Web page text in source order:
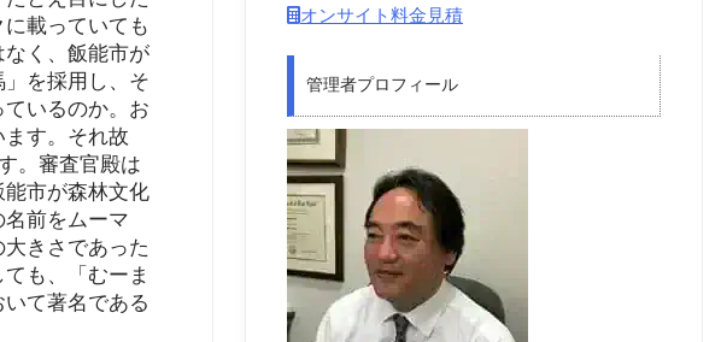
載っていても
く、飯能市が
を採用し、そ
いるのか。お
す。それ故
。審査官殿は
市が森林文化
前をムーマ
きさであった
も、「むーま
て著名である
オンサイト料金見積
管理者プロフィール